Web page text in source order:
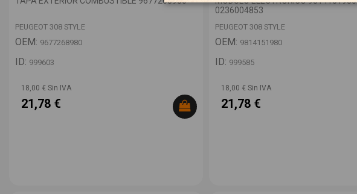
PEUGEOT 308 STYLE
OEM: 9677268980
ID: 999603
18,00 € Sin IVA
21,78 €
0236004853
PEUGEOT 308 STYLE
OEM: 9814151980
ID: 999585
18,00 € Sin IVA
21,78 €